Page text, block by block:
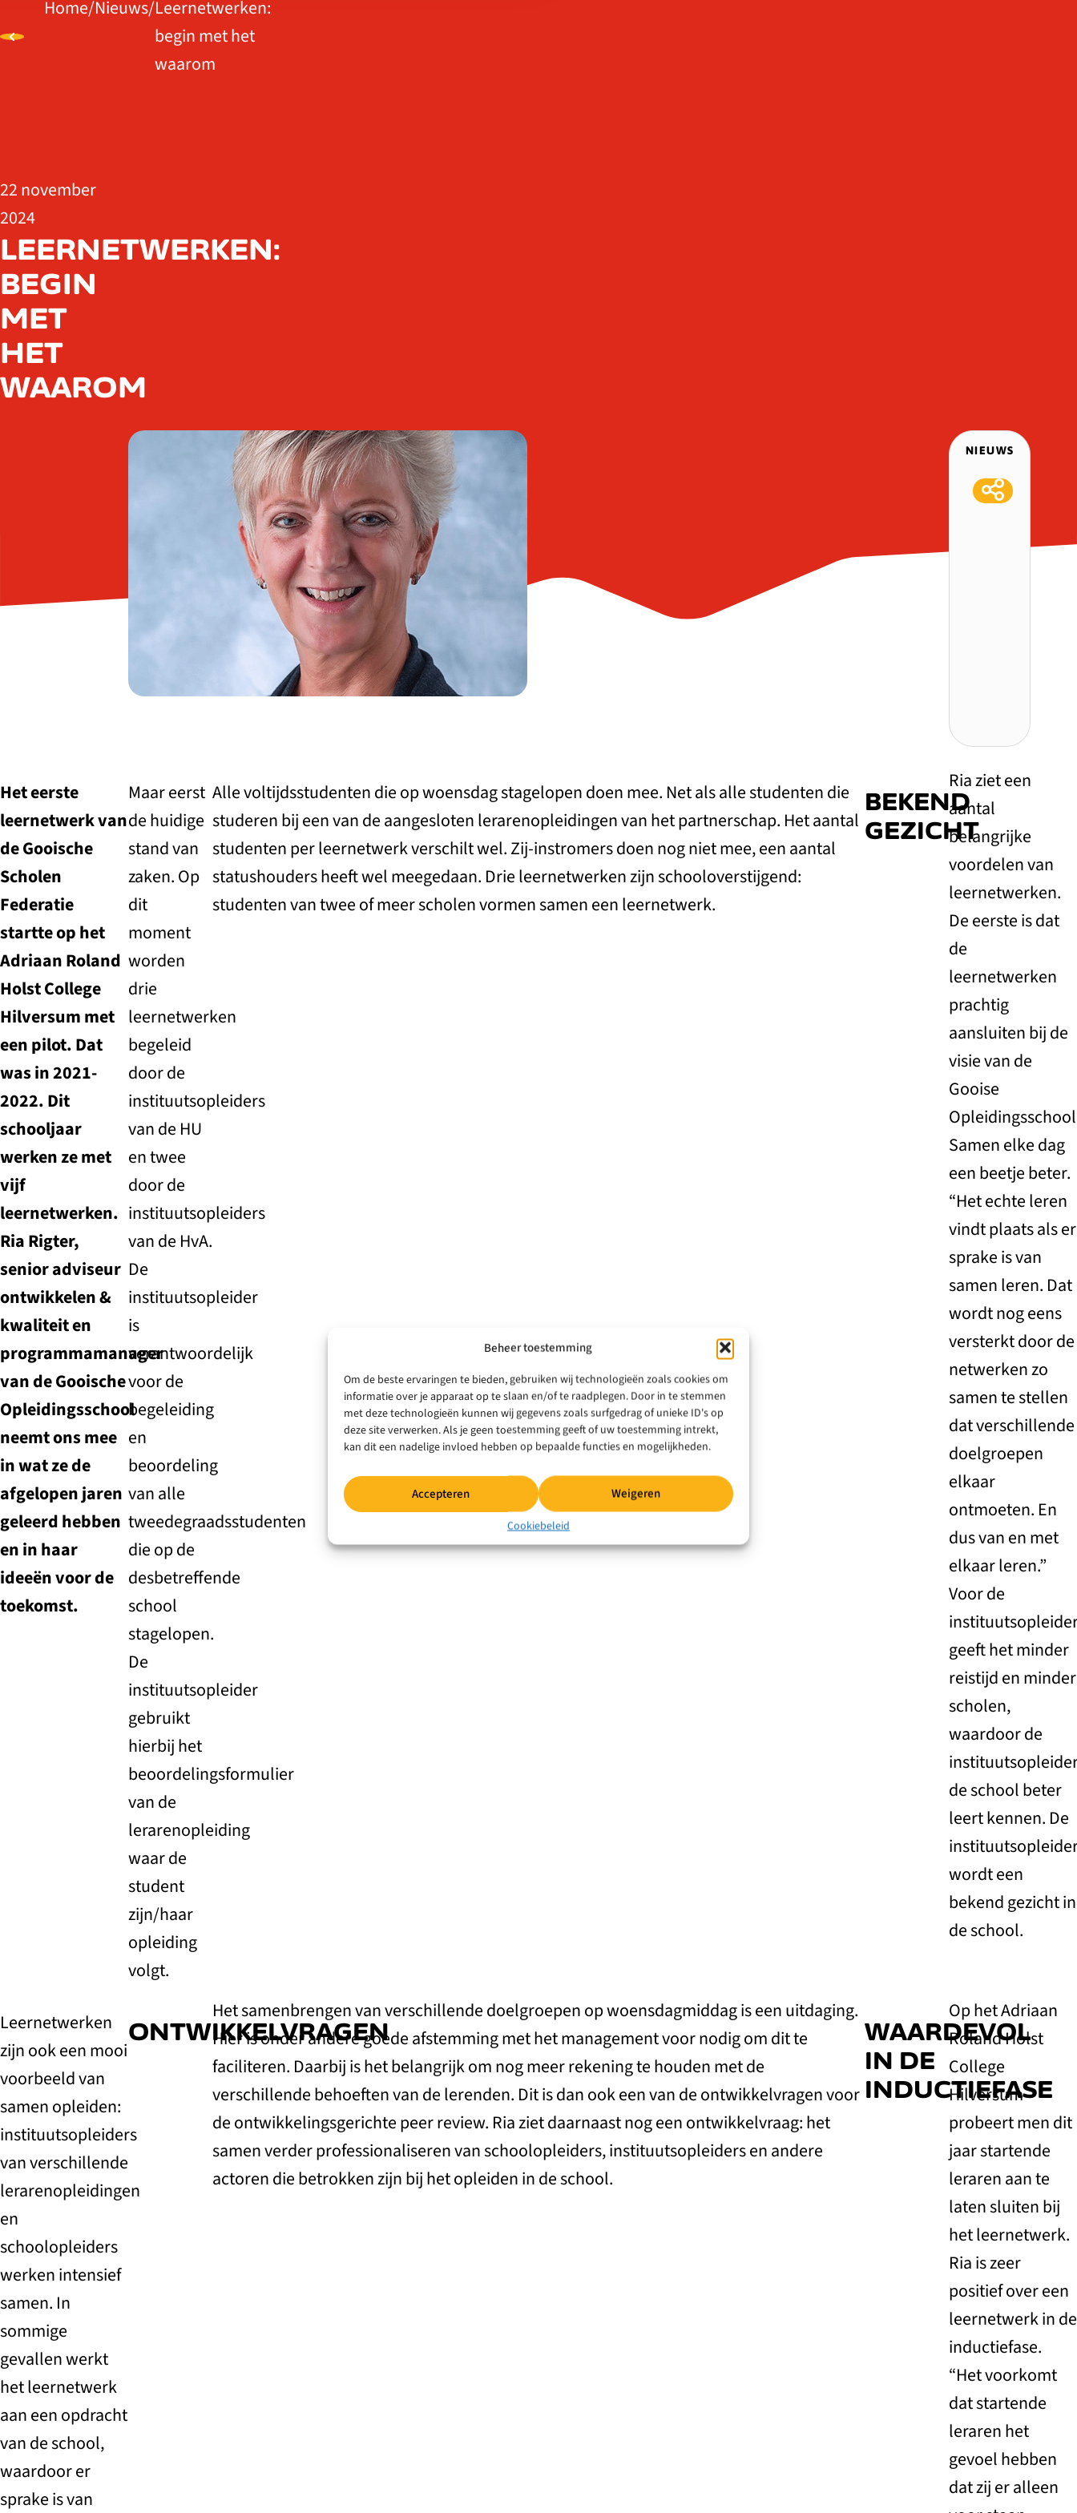
Beheer toestemming
Om de beste ervaringen te bieden, gebruiken wij technologieën zoals cookies om
informatie over je apparaat op te slaan en/of te raadplegen. Door in te stemmen
met deze technologieën kunnen wij gegevens zoals surfgedrag of unieke ID's op
deze site verwerken. Als je geen toestemming geeft of uw toestemming intrekt,
kan dit een nadelige invloed hebben op bepaalde functies en mogelijkheden.
Accepteren Weigeren
Cookiebeleid
Home/Nieuws/Leernetwerken:
begin met het
waarom
22 november
2024
LEERNETWERKEN:
BEGIN
MET
HET
WAAROM
NIEUWS
Het eerste
leernetwerk van
de Gooische
Scholen
Federatie
startte op het
Adriaan Roland
Holst College
Hilversum met
een pilot. Dat
was in 2021-
2022. Dit
schooljaar
werken ze met
vijf
leernetwerken.
Ria Rigter,
senior adviseur
ontwikkelen &
kwaliteit en
programmamanager
van de Gooische
Opleidingsschool
neemt ons mee
in wat ze de
afgelopen jaren
geleerd hebben
en in haar
ideeën voor de
toekomst.
Maar eerst
de huidige
stand van
zaken. Op
dit
moment
worden
drie
leernetwerken
begeleid
door de
instituutsopleiders
van de HU
en twee
door de
instituutsopleiders
van de HvA.
De
instituutsopleider
is
verantwoordelijk
voor de
begeleiding
en
beoordeling
van alle
tweedegraadsstudenten
die op de
desbetreffende
school
stagelopen.
De
instituutsopleider
gebruikt
hierbij het
beoordelingsformulier
van de
lerarenopleiding
waar de
student
zijn/haar
opleiding
volgt.
Alle voltijdsstudenten die op woensdag stagelopen doen mee. Net als alle studenten die
studeren bij een van de aangesloten lerarenopleidingen van het partnerschap. Het aantal
studenten per leernetwerk verschilt wel. Zij-instromers doen nog niet mee, een aantal
statushouders heeft wel meegedaan. Drie leernetwerken zijn schooloverstijgend:
studenten van twee of meer scholen vormen samen een leernetwerk.
BEKEND
GEZICHT
Ria ziet een
aantal
belangrijke
voordelen van
leernetwerken.
De eerste is dat
de
leernetwerken
prachtig
aansluiten bij de
visie van de
Gooise
Samen elke dag
een beetje beter.
“Het echte leren
vindt plaats als er
sprake is van
samen leren. Dat
wordt nog eens
versterkt door de
netwerken zo
samen te stellen
dat verschillende
doelgroepen
elkaar
ontmoeten. En
dus van en met
elkaar leren.”
Voor de
geeft het minder
reistijd en minder
scholen,
waardoor de
de school beter
leert kennen. De
wordt een
bekend gezicht in
de school.
Leernetwerken
zijn ook een mooi
voorbeeld van
samen opleiden:
instituutsopleiders
van verschillende
lerarenopleidingen
en
schoolopleiders
werken intensief
samen. In
sommige
gevallen werkt
het leernetwerk
aan een opdracht
van de school,
waardoor er
sprake is van
ONTWIKKELVRAGEN
Het samenbrengen van verschillende doelgroepen op woensdagmiddag is een uitdaging.
Hier is onder andere goede afstemming met het management voor nodig om dit te
faciliteren. Daarbij is het belangrijk om nog meer rekening te houden met de
verschillende behoeften van de lerenden. Dit is dan ook een van de ontwikkelvragen voor
de ontwikkelingsgerichte peer review. Ria ziet daarnaast nog een ontwikkelvraag: het
samen verder professionaliseren van schoolopleiders, instituutsopleiders en andere
actoren die betrokken zijn bij het opleiden in de school.
WAARDEVOL
IN DE
INDUCTIEFASE
Op het Adriaan
Roland Holst
College
Hilversum
probeert men dit
jaar startende
leraren aan te
laten sluiten bij
het leernetwerk.
Ria is zeer
positief over een
leernetwerk in de
inductiefase.
“Het voorkomt
dat startende
leraren het
gevoel hebben
dat zij er alleen